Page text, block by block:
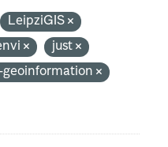
LeipziGIS
just
geoinformation